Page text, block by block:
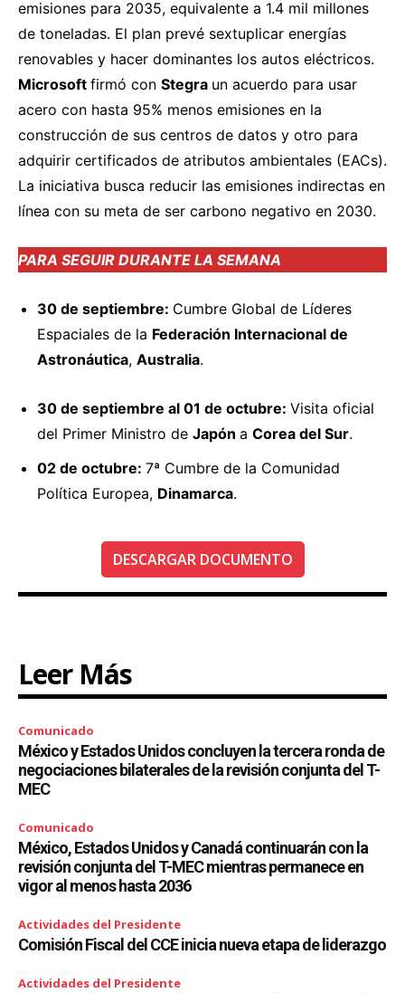
emisiones para 2035, equivalente a 1.4 mil millones
de toneladas. El plan prevé sextuplicar energías
renovables y hacer dominantes los autos eléctricos.
Microsoft firmó con Stegra un acuerdo para usar
acero con hasta 95% menos emisiones en la
construcción de sus centros de datos y otro para
adquirir certificados de atributos ambientales (EACs).
La iniciativa busca reducir las emisiones indirectas en
línea con su meta de ser carbono negativo en 2030.
PARA SEGUIR DURANTE LA SEMANA
30 de septiembre: Cumbre Global de Líderes
Espaciales de la Federación Internacional de
Astronáutica, Australia.
30 de septiembre al 01 de octubre: Visita oficial
del Primer Ministro de Japón a Corea del Sur.
02 de octubre: 7ª Cumbre de la Comunidad
Política Europea, Dinamarca.
DESCARGAR DOCUMENTO
Leer Más
Comunicado
México y Estados Unidos concluyen la tercera ronda de
negociaciones bilaterales de la revisión conjunta del T-
MEC
Comunicado
México, Estados Unidos y Canadá continuarán con la
revisión conjunta del T-MEC mientras permanece en
vigor al menos hasta 2036
Actividades del Presidente
Comisión Fiscal del CCE inicia nueva etapa de liderazgo
Actividades del Presidente